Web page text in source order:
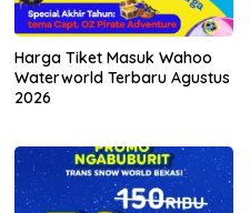
Harga Tiket Masuk Wahoo
Waterworld Terbaru Agustus
2026